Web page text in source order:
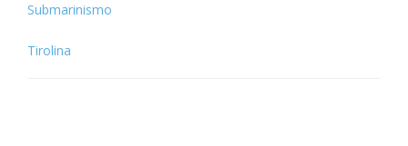
Submarinismo
Tirolina